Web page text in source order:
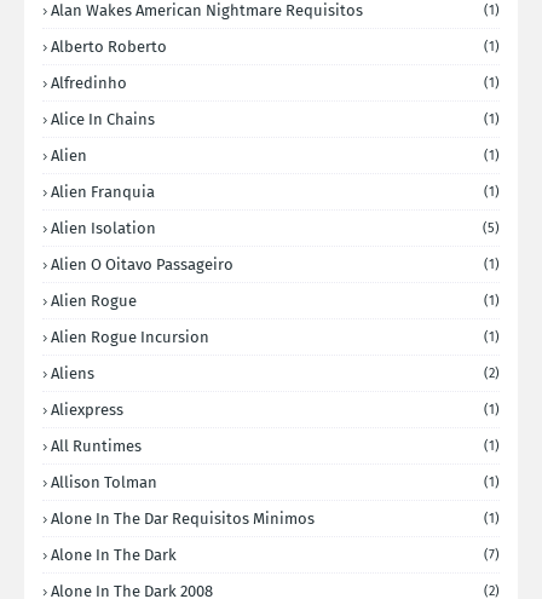
Alan Wakes American Nightmare Requisitos (1)
Alberto Roberto (1)
Alfredinho (1)
Alice In Chains (1)
Alien (1)
Alien Franquia (1)
Alien Isolation (5)
Alien O Oitavo Passageiro (1)
Alien Rogue (1)
Alien Rogue Incursion (1)
Aliens (2)
Aliexpress (1)
All Runtimes (1)
Allison Tolman (1)
Alone In The Dar Requisitos Minimos (1)
Alone In The Dark (7)
Alone In The Dark 2008 (2)